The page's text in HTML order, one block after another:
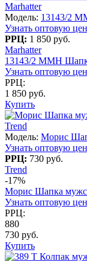
Marhatter
Модель: 13143/2
Узнать оптовую
РРЦ: 1 850 руб.
Marhatter
13143/2 MMH
Узнать оптовую
РРЦ:
1 850 руб.
Купить
Trend
Модель: Морис
Узнать оптовую
РРЦ: 730 руб.
Trend
-17%
Морис Шапка
Узнать оптовую
РРЦ:
880
730 руб.
Купить